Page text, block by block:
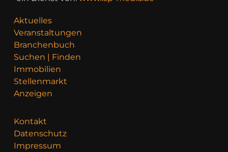
Aktuelles
Veranstaltungen
Branchenbuch
Suchen | Finden
Immobilien
Stellenmarkt
Anzeigen
Kontakt
Datenschutz
Impressum